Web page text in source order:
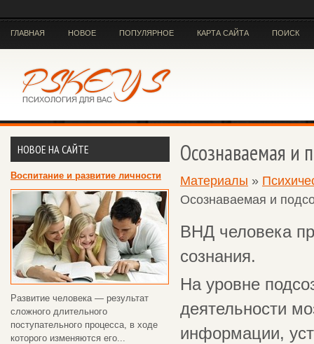
ГЛАВНАЯ НОВОЕ ПОПУЛЯРНОЕ КАРТА САЙТА ПОИСК
НОВОЕ НА САЙТЕ
Воспитание и развитие личности
Развитие человека — результат
сложного длительного
поступательного процесса, в ходе
которого изменяются его...
Осознаваемая и
Материалы »
Осознаваемая и
ВНД человека
сознания.
На уровне
деятельности
информации,